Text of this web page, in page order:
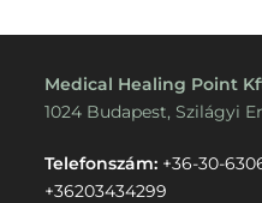
Medical Healing Point
1024 Budapest, Szilágyi
Telefonszám: +36-30-
+36203434299